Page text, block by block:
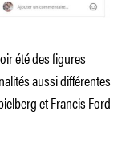
été des figures
aussi différentes
et Francis Ford